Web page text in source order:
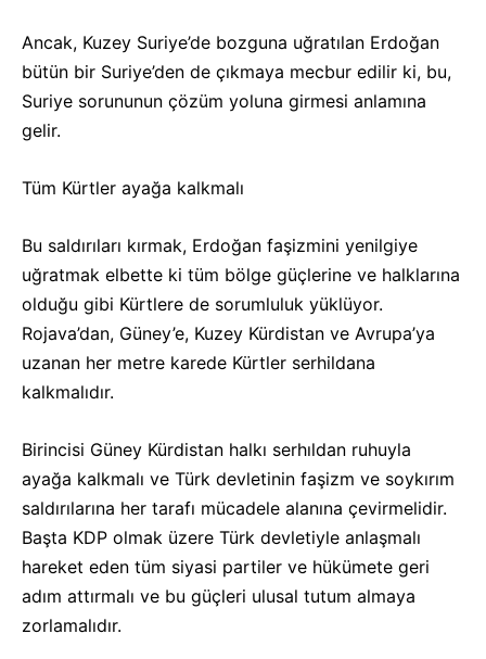
Ancak, Kuzey Suriye’de bozguna uğratılan Erdoğan
bütün bir Suriye’den de çıkmaya mecbur edilir ki, bu,
Suriye sorununun çözüm yoluna girmesi anlamına
gelir.
Tüm Kürtler ayağa kalkmalı
Bu saldırıları kırmak, Erdoğan faşizmini yenilgiye
uğratmak elbette ki tüm bölge güçlerine ve halklarına
olduğu gibi Kürtlere de sorumluluk yüklüyor.
Rojava’dan, Güney’e, Kuzey Kürdistan ve Avrupa’ya
uzanan her metre karede Kürtler serhildana
kalkmalıdır.
Birincisi Güney Kürdistan halkı serhıldan ruhuyla
ayağa kalkmalı ve Türk devletinin faşizm ve soykırım
saldırılarına her tarafı mücadele alanına çevirmelidir.
Başta KDP olmak üzere Türk devletiyle anlaşmalı
hareket eden tüm siyasi partiler ve hükümete geri
adım attırmalı ve bu güçleri ulusal tutum almaya
zorlamalıdır.